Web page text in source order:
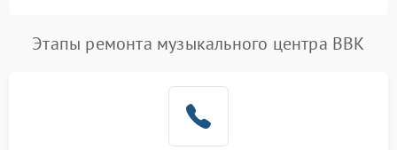
Этапы ремонта музыкального центра BBK